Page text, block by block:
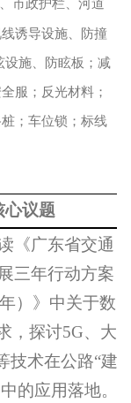
诱导设施、防撞
设施、防眩板；减
服；反光材料；
；车位锁；标线
心议题
《广东省交通
三年行动方案
）》中关于数
，探讨5G、大
技术在公路“建
的应用落地。